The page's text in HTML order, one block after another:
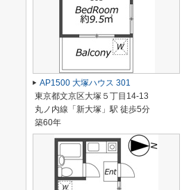
AP1500 大塚ハウス 301
東京都文京区大塚５丁目14-13
丸ノ内線「新大塚」駅 徒歩5分
築60年